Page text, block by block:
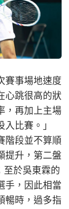
賽事場地速度
心跳很高的狀
，再加上主場
比賽。」
階段並不算順
提升，第二盤
至於吳東霖的
手，因此相當
暢時，過多指